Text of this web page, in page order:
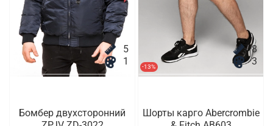
5
1
Бомбер двухсторонний
-13%
8
3
Шорты карго Abercrombie